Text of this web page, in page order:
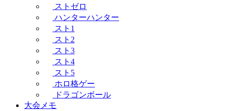
ストゼロ
ハンターハンター
スト1
スト2
スト3
スト4
スト5
ホロ格ゲー
ドラゴンボール
大会メモ